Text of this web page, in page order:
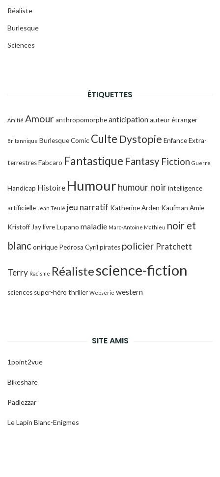
Réaliste
Burlesque
Sciences
ÉTIQUETTES
Amitié Amour anthropomorpheanticipationauteur étranger
Britannique BurlesqueComic Culte Dystopie EnfanceExtra-
terrestresFabcaro Fantastique Fantasy Fiction Guerre
Handicap Histoire Humourhumour noirintelligence
artificielle Jean Teulé jeu narratif Katherine Arden Kaufman Amie
Kristoff JaylivreLupano maladie Marc-Antoine Mathieu noir et
blanconirique Pedrosa Cyril pirates policier Pratchett
Terry Racisme Réalistescience-fiction
sciences super-héro thriller Websérie western
SITE AMIS
1point2vue
Bikeshare
Padlezzar
Le Lapin Blanc-Enigmes